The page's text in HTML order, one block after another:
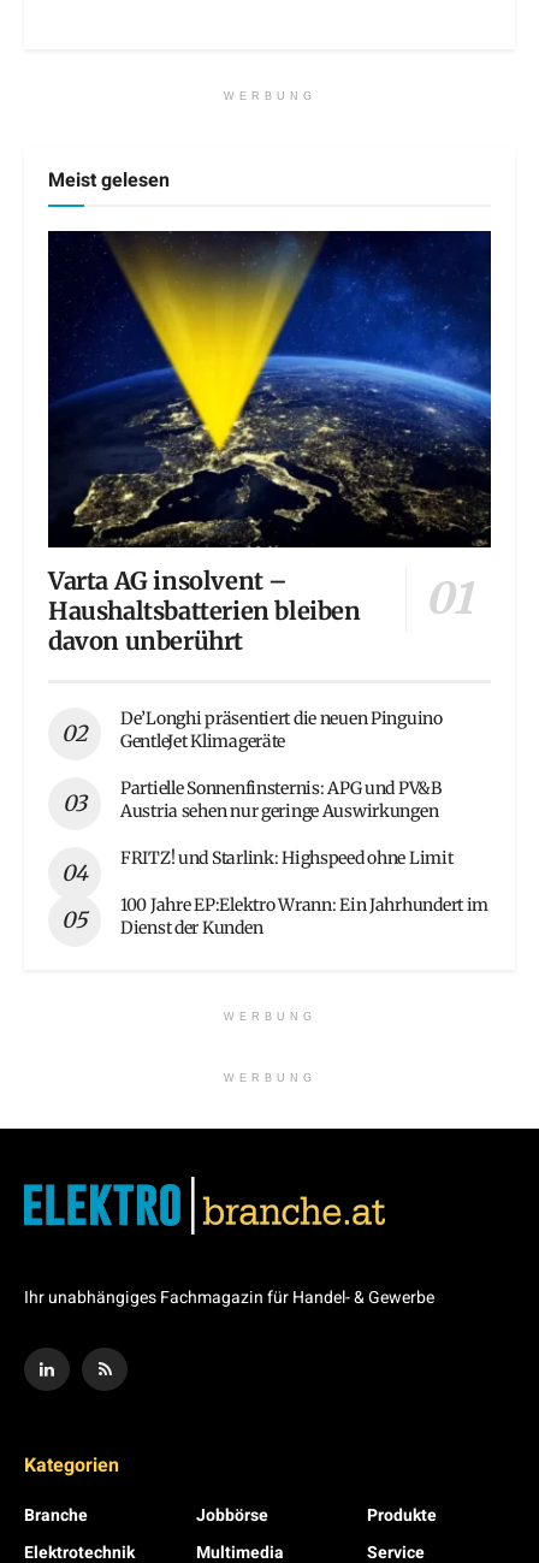
WERBUNG
Meist gelesen
Varta AG insolvent –
Haushaltsbatterien bleiben
davon unberührt
De’Longhi präsentiert die neuen Pinguino
GentleJet Klimageräte
Partielle Sonnenfinsternis: APG und PV&B
Austria sehen nur geringe Auswirkungen
FRITZ! und Starlink: Highspeed ohne Limit
100 Jahre EP:Elektro Wrann: Ein Jahrhundert im
Dienst der Kunden
WERBUNG
WERBUNG
Ihr unabhängiges Fachmagazin für Handel- & Gewerbe
Kategorien
Branche
Elektrotechnik
Jobbörse
Multimedia
Produkte
Service